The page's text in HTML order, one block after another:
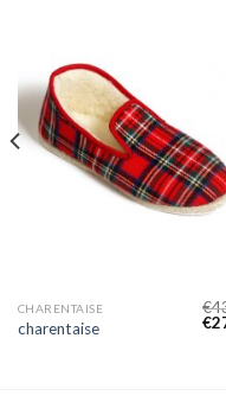
CHARENTAISE
charentaise
€
€